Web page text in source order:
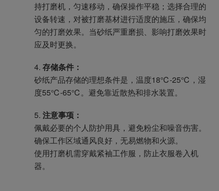
持打磨机，匀速移动，确保操作平稳；选择合理的
设备转速，对被打磨基材进行适度的施压，确保均
匀的打磨效果。当砂纸严重磨损、影响打磨效果时
应及时更换。
存储条件：
砂纸产品存储的理想条件是，温度18℃-25℃，湿
度55℃-65℃。避免靠近散热和排水装置。
注意事项：
佩戴必要的个人防护用具，避免粉尘和噪音伤害。
确保工作区域通风良好，无易燃物和火源。
使用打磨机需穿戴紧袖工作服，防止衣服卷入机
器。